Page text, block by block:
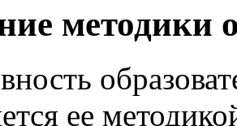
методики
ее